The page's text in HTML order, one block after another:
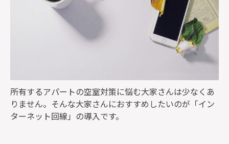
所有するアパートの空室対策に悩む大家さんは少なくあ
りません。そんな大家さんにおすすめしたいのが「イン
ターネット回線」の導入です。